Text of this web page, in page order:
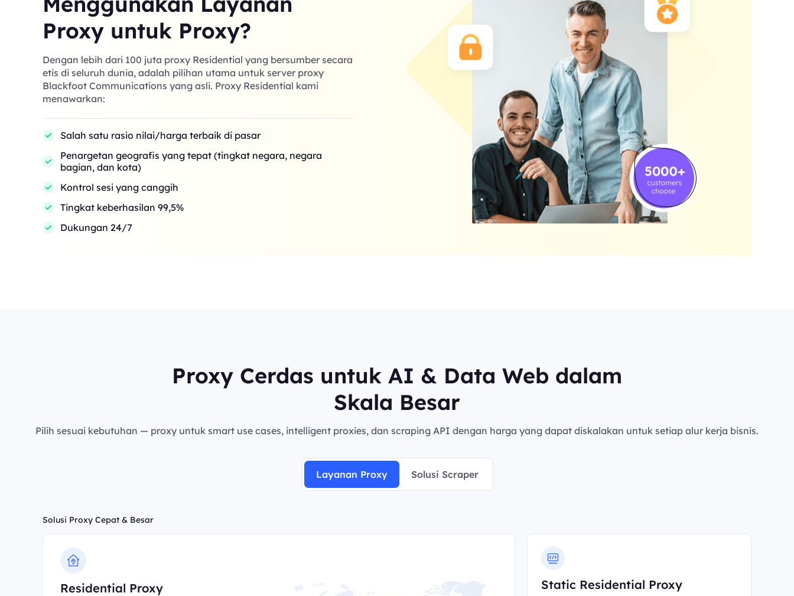
Proxy untuk Proxy?
Dengan lebih dari 100 juta proxy Residential yang bersumber secara
etis di seluruh dunia, adalah pilihan utama untuk server proxy
Blackfoot Communications yang asli. Proxy Residential kami
menawarkan:
Salah satu rasio nilai/harga terbaik di pasar
Penargetan geografis yang tepat (tingkat negara, negara
bagian, dan kota)
Kontrol sesi yang canggih
Tingkat keberhasilan 99,5%
Dukungan 24/7
Proxy Cerdas untuk AI & Data Web dalam
Skala Besar
Pilih sesuai kebutuhan — proxy untuk smart use cases, intelligent proxies, dan scraping API dengan harga yang dapat diskalakan untuk setiap alur kerja bisnis.
Layanan Proxy Solusi Scraper
Solusi Proxy Cepat & Besar
Residential Proxy Static Residential Proxy